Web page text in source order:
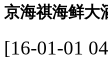
京海祺海鲜大
[16-01-01